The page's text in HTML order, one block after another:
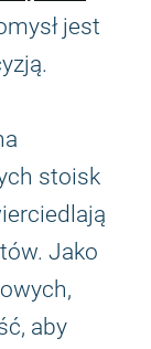
jest
stoisk
Jako
aby